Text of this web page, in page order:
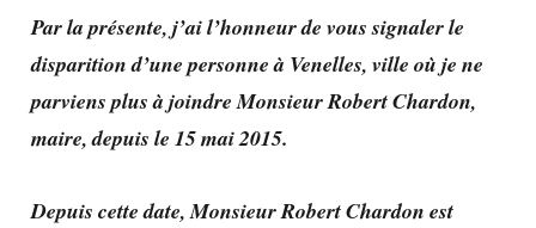
Par la présente, j’ai l’honneur de vous signaler le
disparition d’une personne à Venelles, ville où je ne
parviens plus à joindre Monsieur Robert Chardon,
maire, depuis le 15 mai 2015.
Depuis cette date, Monsieur Robert Chardon est